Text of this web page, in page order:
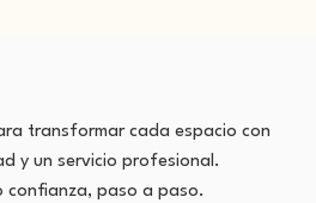
transformar cada espacio con
y un servicio profesional.
confianza, paso a paso.